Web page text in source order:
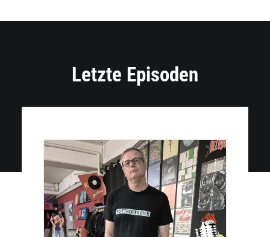
Letzte Episoden